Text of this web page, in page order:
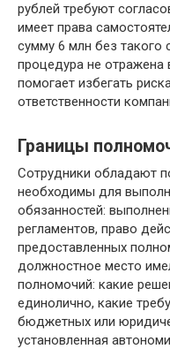
рублей требуют
имеет права
сумму 6 млн без такого
процедура не отражена
помогает избегать
ответственности
Границы
Сотрудники обладают
необходимы для
обязанностей:
регламентов, право
предоставленных
должностное место
полномочий: какие
единолично, какие
бюджетных или
установленная